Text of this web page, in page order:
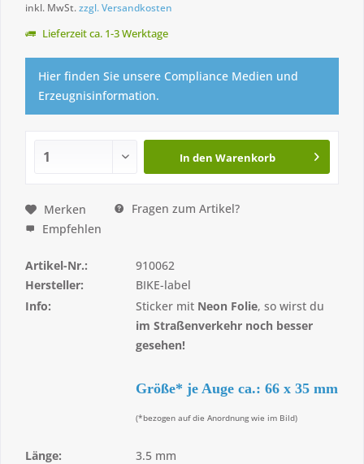
inkl. MwSt.zzgl. Versandkosten
Lieferzeit ca. 1-3 Werktage
Hier finden Sie unsere Compliance Medien und
Erzeugnisinformation.
In den Warenkorb
Merken
Fragen zum Artikel?
Empfehlen
Artikel-Nr.:
910062
Hersteller:
BIKE-label
Info:
Sticker mit Neon Folie, so wirst du
im Straßenverkehr noch besser
gesehen!
Größe* je Auge ca.: 66 x 35 mm
(*bezogen auf die Anordnung wie im Bild)
Länge:
3.5 mm